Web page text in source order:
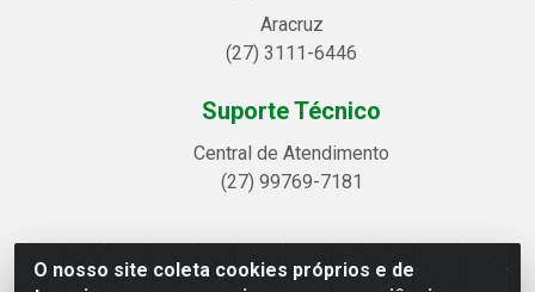
O nosso site coleta cookies próprios e de
Aracruz
(27) 3111-6446
Suporte Técnico
Central de Atendimento
(27) 99769-7181
Linhavix Distribuidora LTDA - Avenida Alegre, 2521 -